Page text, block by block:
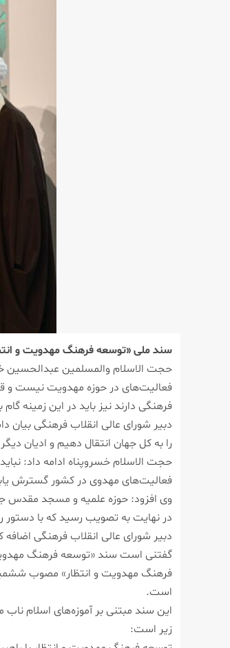
سند ملی «توسعه فرهنگ مهدویت و
حجت الاسلام والمسلمین عبدالحسین
فعالیت‌های در حوزه مهدویت نیست و
فرهنگی دارند نیز باید در این زمینه گام
دبیر شورای عالی انقلاب فرهنگی
را به کل جهان انتقال دهیم و ادیان
حجت الاسلام خسروپناه ادامه داد:
فعالیت‌های مهدوی در کشور گسترش یابد
وی افزود: حوزه علمیه و مسجد مقدس
در نهایت به تصویب رسید که با دستور
دبیر شورای عالی انقلاب فرهنگی اضافه
گفتنی است سند «توسعه فرهنگ
است.
این سند مبتنی بر آموزه‌های اسلام
زیر است: